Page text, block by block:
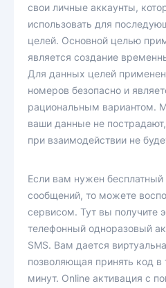
свои личные аккаунты,
использовать для
целей. Основной целью
является создание
Для данных целей
номеров безопасно и
рациональным вариантом.
ваши данные не
при взаимодействии не
Если вам нужен
сообщений, то можете
сервисом. Тут вы получите
телефонный одноразовый
SMS. Вам дается
позволяющая принять код в
минут. Online активация с